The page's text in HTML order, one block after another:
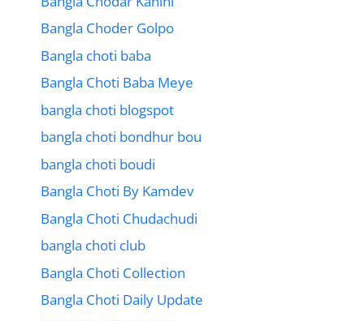
Bangla Choder Golpo
Bangla choti baba
Bangla Choti Baba Meye
bangla choti blogspot
bangla choti bondhur bou
bangla choti boudi
Bangla Choti By Kamdev
Bangla Choti Chudachudi
bangla choti club
Bangla Choti Collection
Bangla Choti Daily Update